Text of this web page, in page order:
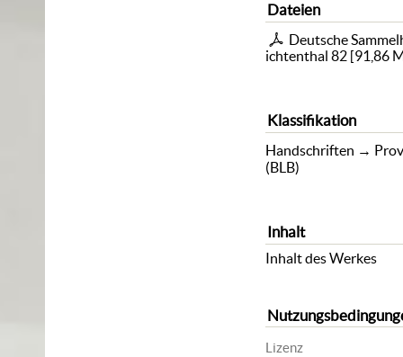
Dateien
Deutsche
ichtenthal 82 [91,86
Klassifikation
Handschriften →
(BLB)
Inhalt
Inhalt des Werkes
Lizenz